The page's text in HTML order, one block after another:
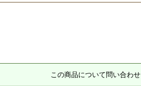
この商品について問い合わせ